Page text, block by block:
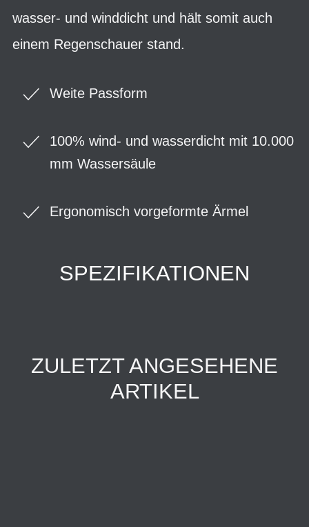
wasser- und winddicht und hält somit auch
einem Regenschauer stand.
Weite Passform
100% wind- und wasserdicht mit 10.000
mm Wassersäule
Ergonomisch vorgeformte Ärmel
SPEZIFIKATIONEN
ZULETZT ANGESEHENE
ARTIKEL